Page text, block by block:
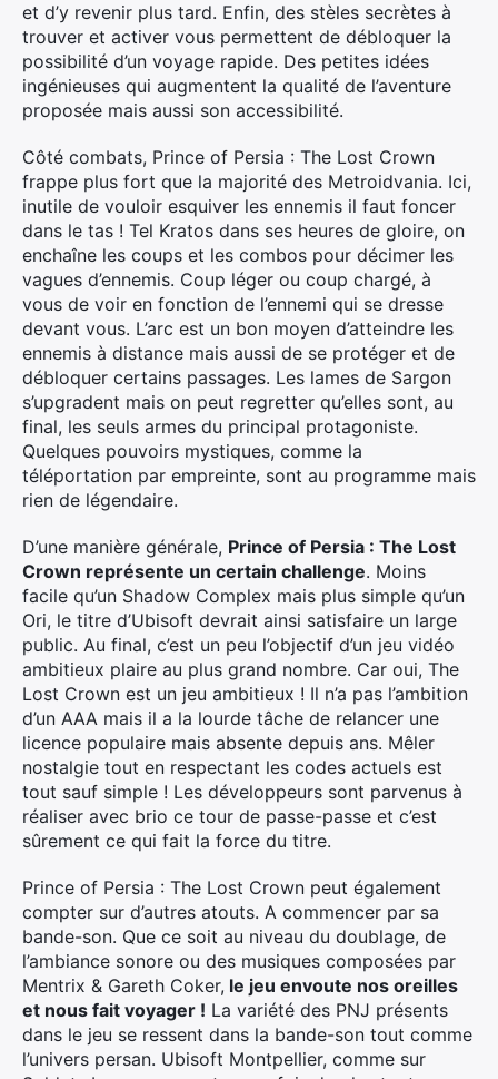
et d’y revenir plus tard. Enfin, des stèles secrètes à
trouver et activer vous permettent de débloquer la
possibilité d’un voyage rapide. Des petites idées
ingénieuses qui augmentent la qualité de l’aventure
proposée mais aussi son accessibilité.
Côté combats, Prince of Persia : The Lost Crown
frappe plus fort que la majorité des Metroidvania. Ici,
inutile de vouloir esquiver les ennemis il faut foncer
dans le tas ! Tel Kratos dans ses heures de gloire, on
enchaîne les coups et les combos pour décimer les
vagues d’ennemis. Coup léger ou coup chargé, à
vous de voir en fonction de l’ennemi qui se dresse
devant vous. L’arc est un bon moyen d’atteindre les
ennemis à distance mais aussi de se protéger et de
débloquer certains passages. Les lames de Sargon
s’upgradent mais on peut regretter qu’elles sont, au
final, les seuls armes du principal protagoniste.
Quelques pouvoirs mystiques, comme la
téléportation par empreinte, sont au programme mais
rien de légendaire.
D’une manière générale, Prince of Persia : The Lost
Crown représente un certain challenge. Moins
facile qu’un Shadow Complex mais plus simple qu’un
Ori, le titre d’Ubisoft devrait ainsi satisfaire un large
public. Au final, c’est un peu l’objectif d’un jeu vidéo
ambitieux plaire au plus grand nombre. Car oui, The
Lost Crown est un jeu ambitieux ! Il n’a pas l’ambition
d’un AAA mais il a la lourde tâche de relancer une
licence populaire mais absente depuis ans. Mêler
nostalgie tout en respectant les codes actuels est
tout sauf simple ! Les développeurs sont parvenus à
réaliser avec brio ce tour de passe-passe et c’est
sûrement ce qui fait la force du titre.
Prince of Persia : The Lost Crown peut également
compter sur d’autres atouts. A commencer par sa
bande-son. Que ce soit au niveau du doublage, de
l’ambiance sonore ou des musiques composées par
Mentrix & Gareth Coker, le jeu envoute nos oreilles
et nous fait voyager ! La variété des PNJ présents
dans le jeu se ressent dans la bande-son tout comme
l’univers persan. Ubisoft Montpellier, comme sur